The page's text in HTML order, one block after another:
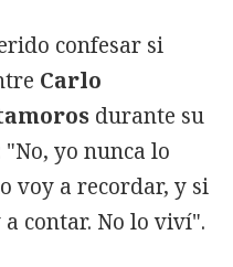
confesar si
Carlo
durante su
yo nunca lo
voy a recordar, y si
contar. No lo viví".